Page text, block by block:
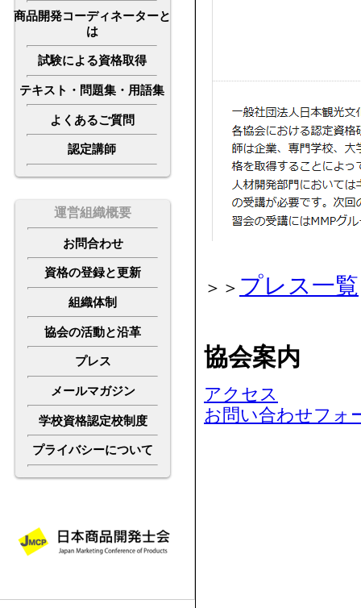
商品開発コーディネーターと
は
試験による資格取得
テキスト・問題集・用語集
よくあるご質問
認定講師
運営組織概要
お問合わせ
資格の登録と更新
組織体制
協会の活動と沿革
プレス
メールマガジン
学校資格認定校制度
プライバシーについて
＞＞ プレス一覧
協会案内
アクセス
お問い合わせフォ